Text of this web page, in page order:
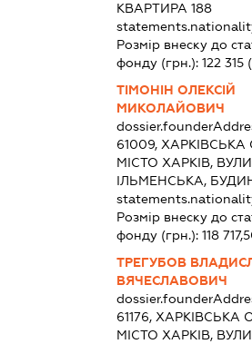
КВАРТИРА 188
Розмір внеску до
фонду (грн.): 122 315
ТІМОНІН ОЛЕКСІЙ
МИКОЛАЙОВИЧ
61009, ХАРКІВСЬКА
МІСТО ХАРКІВ,
ІЛЬМЕНСЬКА,
Розмір внеску до
фонду (грн.): 118
ТРЕГУБОВ
ВЯЧЕСЛАВОВИЧ
61176, ХАРКІВСЬКА
МІСТО ХАРКІВ,